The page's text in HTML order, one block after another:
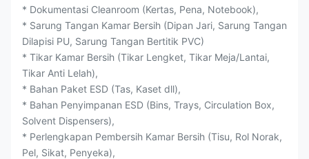
* Dokumentasi Cleanroom (Kertas, Pena, Notebook),
* Sarung Tangan Kamar Bersih (Dipan Jari, Sarung Tangan
Dilapisi PU, Sarung Tangan Bertitik PVC)
* Tikar Kamar Bersih (Tikar Lengket, Tikar Meja/Lantai,
Tikar Anti Lelah),
* Bahan Paket ESD (Tas, Kaset dll),
* Bahan Penyimpanan ESD (Bins, Trays, Circulation Box,
Solvent Dispensers),
* Perlengkapan Pembersih Kamar Bersih (Tisu, Rol Norak,
Pel, Sikat, Penyeka),